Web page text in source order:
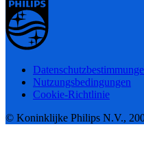
Nutzungsbedingungen
Cookie-Richtlinie
© Koninklijke Philips N.V.,